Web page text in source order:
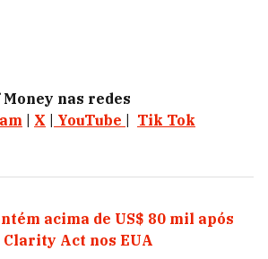
nas redes
X YouTube Tik Tok
acima de US$ 80 mil após
Clarity Act nos EUA